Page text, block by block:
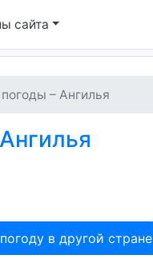
сайта
– Ангилья
в другой стране